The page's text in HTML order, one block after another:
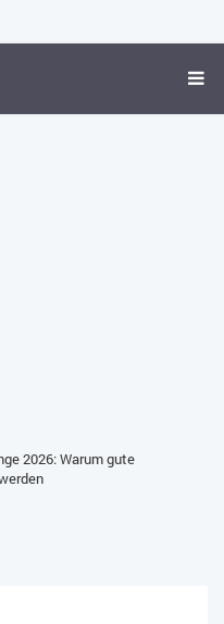
2026: Warum gute